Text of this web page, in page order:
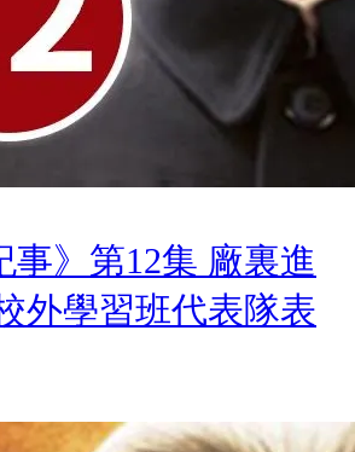
事》第12集 廠裏進
外學習班代表隊表